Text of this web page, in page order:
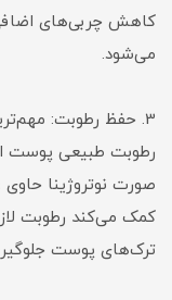
کاهش چربی‌های
می‌شود.
3. حفظ رطوبت:
رطوبت طبیعی پوست
صورت نوتروژینا
کمک می‌کند رطوبت
ترک‌های پوست